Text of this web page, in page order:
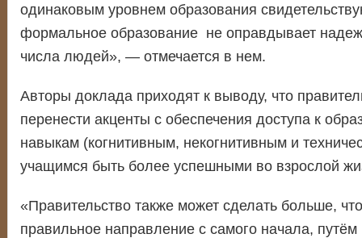
одинаковым уровнем образования
формальное образование не оправдывает
числа людей», — отмечается в нем.
Авторы доклада приходят к выводу, что
перенести акценты с обеспечения доступа к
навыкам (когнитивным, некогнитивным и
учащимся быть более успешными во взрослой
«Правительство также может сделать больше,
правильное направление с самого начала, путём